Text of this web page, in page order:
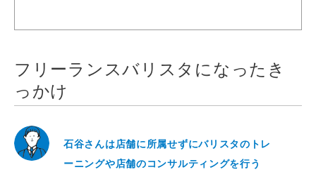
フリーランスバリスタになったき
っかけ
石谷さんは店舗に所属せずにバリスタのトレ
ーニングや店舗のコンサルティングを行う